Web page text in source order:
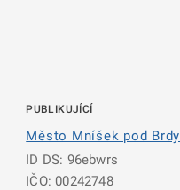
PUBLIKUJÍCÍ
Město Mníšek pod Brdy
ID DS: 96ebwrs
IČO: 00242748